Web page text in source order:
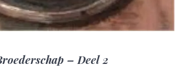
– Deel 2